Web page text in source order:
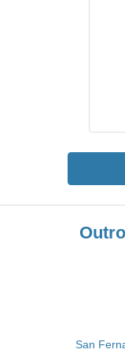
San